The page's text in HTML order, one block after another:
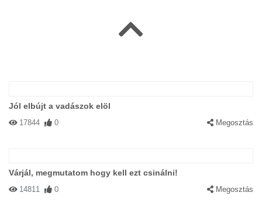
Jól elbújt a vadászok elöl
17844 0 Megosztás
Várjál, megmutatom hogy kell ezt csinálni!
14811 0 Megosztás